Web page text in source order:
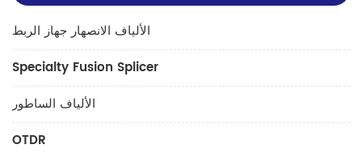
الألياف الانصهار جهاز الربط
Specialty Fusion Splicer
الألياف الساطور
OTDR